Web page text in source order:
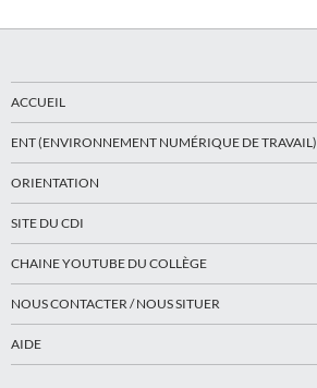
ACCUEIL
ENT (ENVIRONNEMENT NUMÉRIQUE DE TRAVAIL)
ORIENTATION
SITE DU CDI
CHAINE YOUTUBE DU COLLÈGE
NOUS CONTACTER / NOUS SITUER
AIDE